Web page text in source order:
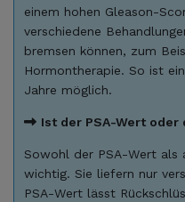
einem hohen Gleason-
verschiedene
bremsen können, zum
Hormontherapie. So ist
Jahre möglich.
Ist der PSA-Wert
Sowohl der PSA-Wert als
wichtig. Sie liefern nur
PSA-Wert lässt